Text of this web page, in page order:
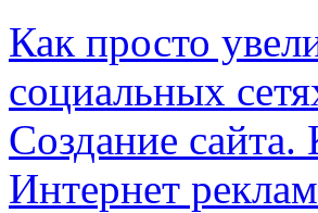
Как просто
социальных
Создание
Интернет